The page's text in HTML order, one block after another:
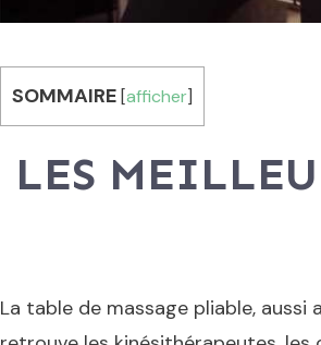
SOMMAIRE [afficher]
LES
La table de massage pliable,